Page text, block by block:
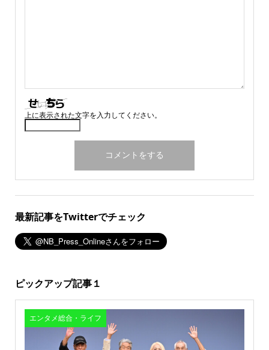
上に表示された文字を入力してください。
最新記事をTwitterでチェック
ピックアップ記事１
エンタメ総合・ライフ